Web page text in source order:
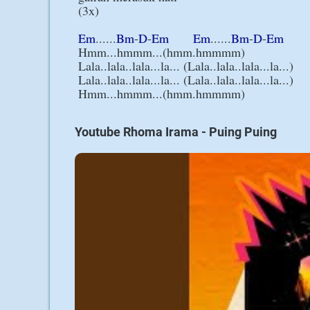
(3x)
Em......Bm-D-Em Em......Bm-D-Em
Hmm...hmmm...(hmm.hmmmm)
Lala..lala..lala...la... (Lala..lala..lala...la...)
Lala..lala..lala...la... (Lala..lala..lala...la...)
Youtube Rhoma Irama - Puing Puing